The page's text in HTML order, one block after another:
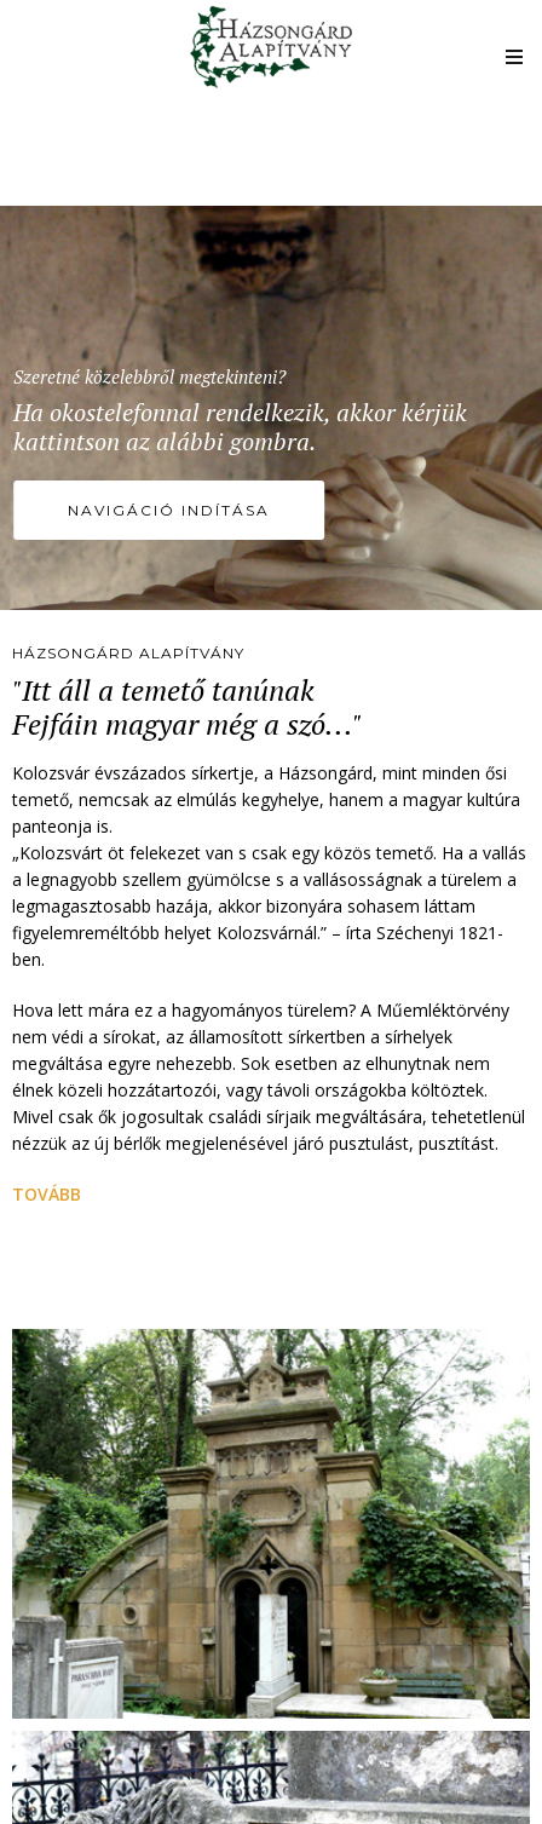
Szeretné közelebbről megtekinteni?
Ha okostelefonnal rendelkezik, akkor kérjük
kattintson az alábbi gombra.
NAVIGÁCIÓ INDÍTÁSA
HÁZSONGÁRD ALAPÍTVÁNY
"Itt áll a temető tanúnak
Fejfáin magyar még a szó..."
Kolozsvár évszázados sírkertje, a Házsongárd, mint minden ősi
temető, nemcsak az elmúlás kegyhelye, hanem a magyar kultúra
panteonja is.
„Kolozsvárt öt felekezet van s csak egy közös temető. Ha a vallás
a legnagyobb szellem gyümölcse s a vallásosságnak a türelem a
legmagasztosabb hazája, akkor bizonyára sohasem láttam
figyelemreméltóbb helyet Kolozsvárnál.” – írta Széchenyi 1821-
ben.
Hova lett mára ez a hagyományos türelem? A Műemléktörvény
nem védi a sírokat, az államosított sírkertben a sírhelyek
megváltása egyre nehezebb. Sok esetben az elhunytnak nem
élnek közeli hozzátartozói, vagy távoli országokba költöztek.
Mivel csak ők jogosultak családi sírjaik megváltására, tehetetlenül
nézzük az új bérlők megjelenésével járó pusztulást, pusztítást.
TOVÁBB